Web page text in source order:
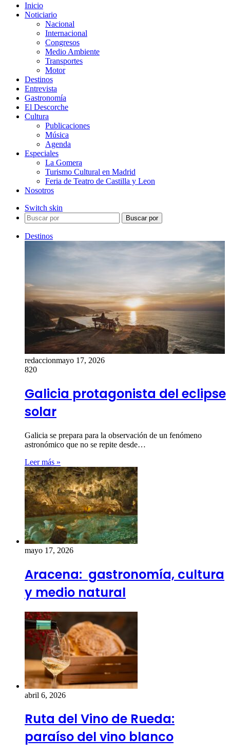
Inicio
Noticiario
Nacional
Internacional
Congresos
Medio Ambiente
Transportes
Motor
Destinos
Entrevista
Gastronomía
El Descorche
Cultura
Publicaciones
Música
Agenda
Especiales
La Gomera
Turismo Cultural en Madrid
Feria de Teatro de Castilla y Leon
Nosotros
Switch skin
Buscar por
Destinos
redaccionmayo 17, 2026
820
Galicia protagonista del eclipse
solar
Galicia se prepara para la observación de un fenómeno
astronómico que no se repite desde…
Leer más »
mayo 17, 2026
Aracena: gastronomía, cultura
y medio natural
abril 6, 2026
Ruta del Vino de Rueda:
paraíso del vino blanco